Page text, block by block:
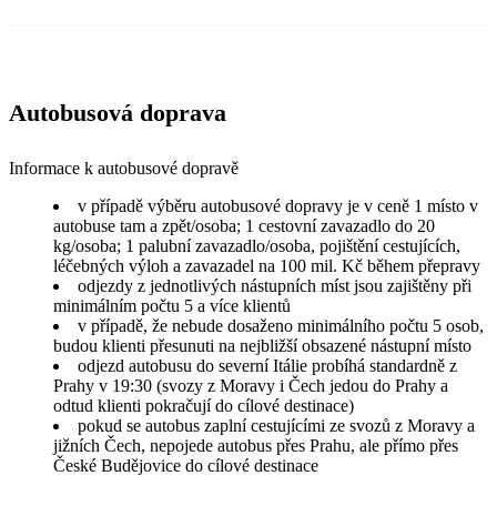
Autobusová doprava
Informace k autobusové dopravě
v případě výběru autobusové dopravy je v ceně 1 místo v
autobuse tam a zpět/osoba; 1 cestovní zavazadlo do 20
kg/osoba; 1 palubní zavazadlo/osoba, pojištění cestujících,
léčebných výloh a zavazadel na 100 mil. Kč během přepravy
odjezdy z jednotlivých nástupních míst jsou zajištěny při
minimálním počtu 5 a více klientů
v případě, že nebude dosaženo minimálního počtu 5 osob,
budou klienti přesunuti na nejbližší obsazené nástupní místo
odjezd autobusu do severní Itálie probíhá standardně z
Prahy v 19:30 (svozy z Moravy i Čech jedou do Prahy a
odtud klienti pokračují do cílové destinace)
pokud se autobus zaplní cestujícími ze svozů z Moravy a
jižních Čech, nepojede autobus přes Prahu, ale přímo přes
České Budějovice do cílové destinace